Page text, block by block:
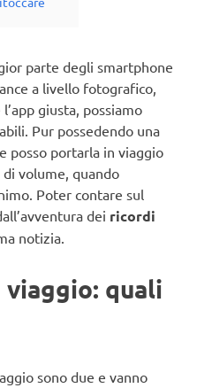
parte degli smartphone
a livello fotografico,
giusta, possiamo
Pur possedendo una
posso portarla in viaggio
volume, quando
Poter contare sul
dei ricordi
notizia.
quali
sono due e vanno